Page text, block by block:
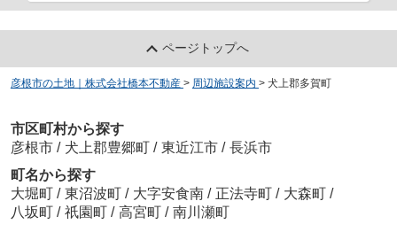
ページトップへ
彦根市の土地｜株式会社橋本不動産 > 周辺施設案内 > 犬上郡多賀町
市区町村から探す
彦根市 / 犬上郡豊郷町 / 東近江市 / 長浜市
町名から探す
大堀町 / 東沼波町 / 大字安食南 / 正法寺町 / 大森町 /
八坂町 / 祇園町 / 高宮町 / 南川瀬町